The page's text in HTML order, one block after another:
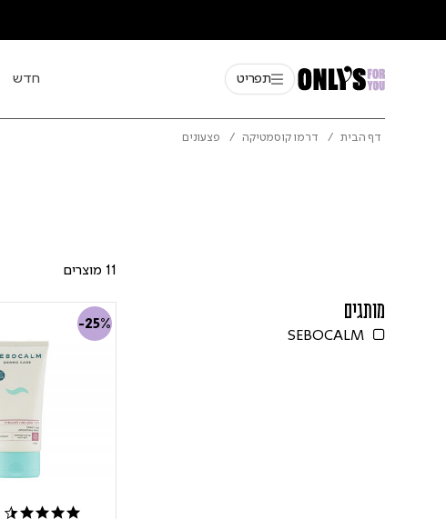
תפריט חדש
דף הבית דרמו קוסמטיקה פצעונים
11 מוצרים
מותגים
SEBOCALM
-25%